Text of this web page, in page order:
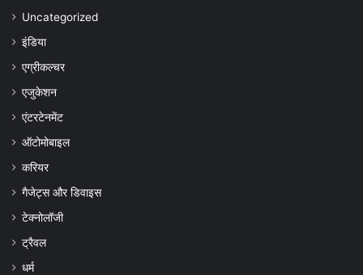
Uncategorized
इंडिया
एग्रीकल्चर
एजुकेशन
एंटरटेनमेंट
ऑटोमोबाइल
करियर
गैजेट्स और डिवाइस
टेक्नोलॉजी
ट्रैवल
धर्म